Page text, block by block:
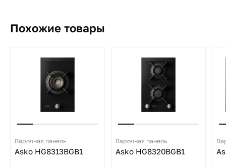
Похожие товары
Варочная панель
Asko HG8313BGB1
Варочная панель
Asko HG8320BGB1